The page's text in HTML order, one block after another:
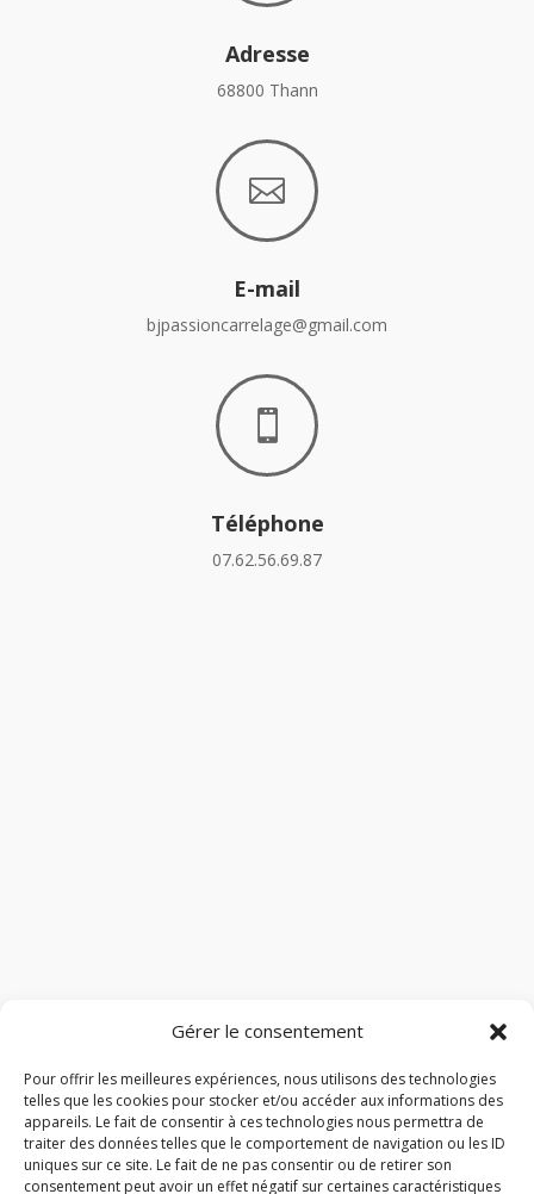
Gérer le consentement
Pour offrir les meilleures expériences, nous utilisons des technologies
telles que les cookies pour stocker et/ou accéder aux informations des
appareils. Le fait de consentir à ces technologies nous permettra de
traiter des données telles que le comportement de navigation ou les ID
uniques sur ce site. Le fait de ne pas consentir ou de retirer son
consentement peut avoir un effet négatif sur certaines caractéristiques
Adresse
68800 Thann

E-mail
bjpassioncarrelage@gmail.com

Téléphone
07.62.56.69.87